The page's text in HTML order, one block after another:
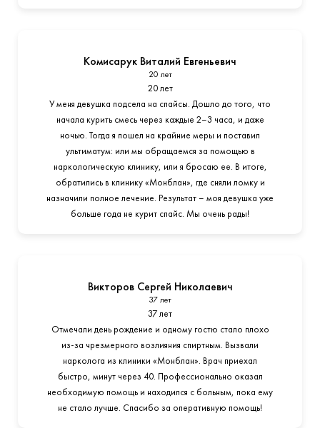
Комисарук Виталий Евгеньевич
20 лет
20 лет
У меня девушка подсела на спайсы. Дошло до того, что
начала курить смесь через каждые 2–3 часа, и даже
ночью. Тогда я пошел на крайние меры и поставил
ультиматум: или мы обращаемся за помощью в
наркологическую клинику, или я бросаю ее. В итоге,
обратились в клинику «Монблан», где сняли ломку и
назначили полное лечение. Результат – моя девушка уже
больше года не курит спайс. Мы очень рады!
Викторов Сергей Николаевич
37 лет
37 лет
Отмечали день рождение и одному гостю стало плохо
из-за чрезмерного возлияния спиртным. Вызвали
нарколога из клиники «Монблан». Врач приехал
быстро, минут через 40. Профессионально оказал
необходимую помощь и находился с больным, пока ему
не стало лучше. Спасибо за оперативную помощь!